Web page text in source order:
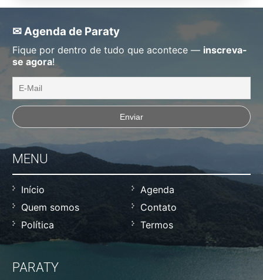
✉ Agenda de Paraty
Fique por dentro de tudo que acontece — inscreva-
se agora!
MENU
Início
Agenda
Quem somos
Contato
Política
Termos
PARATY